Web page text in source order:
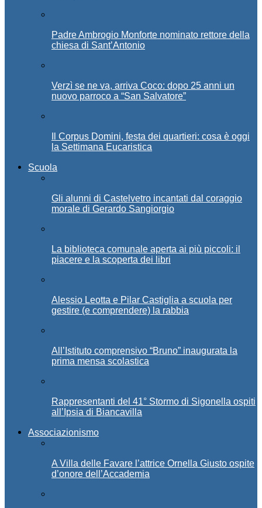
Padre Ambrogio Monforte nominato rettore della
chiesa di Sant’Antonio
Verzì se ne va, arriva Coco: dopo 25 anni un
nuovo parroco a “San Salvatore”
Il Corpus Domini, festa dei quartieri: cosa è oggi
la Settimana Eucaristica
Scuola
Gli alunni di Castelvetro incantati dal coraggio
morale di Gerardo Sangiorgio
La biblioteca comunale aperta ai più piccoli: il
piacere e la scoperta dei libri
Alessio Leotta e Pilar Castiglia a scuola per
gestire (e comprendere) la rabbia
All’Istituto comprensivo “Bruno” inaugurata la
prima mensa scolastica
Rappresentanti del 41° Stormo di Sigonella ospiti
all’Ipsia di Biancavilla
Associazionismo
A Villa delle Favare l’attrice Ornella Giusto ospite
d’onore dell’Accademia